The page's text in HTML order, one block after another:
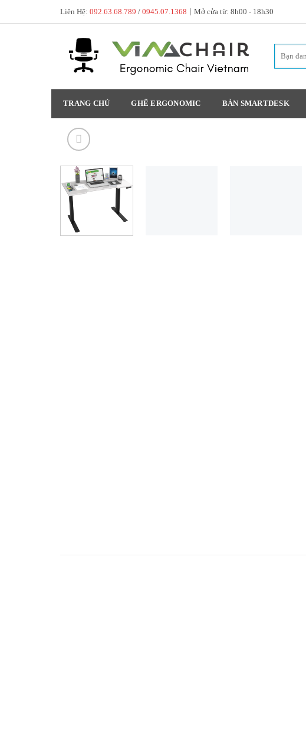
to
Liên Hệ: 092.63.68.789 / 0945.07.1368 | Mở cửa từ: 8h00 - 18h30
TRANG CHỦ GHẾ ERGONOMIC BÀN SMARTDESK